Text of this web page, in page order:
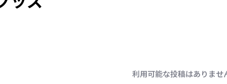
利用可能な投稿はありませ